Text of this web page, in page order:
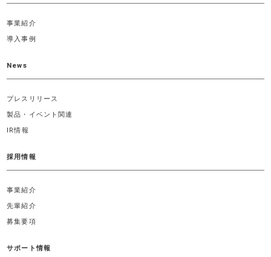
事業紹介
導入事例
News
プレスリリース
製品・イベント関連
IR情報
採用情報
事業紹介
先輩紹介
募集要項
サポート情報